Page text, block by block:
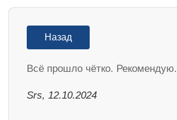
Назад
Всё прошло чётко. Рекомендую.
Srs, 12.10.2024